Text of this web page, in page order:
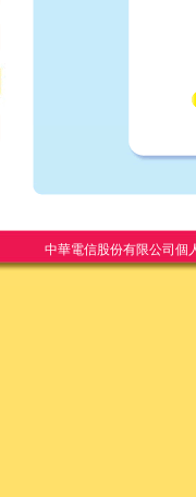
中華電信股份有限公司個